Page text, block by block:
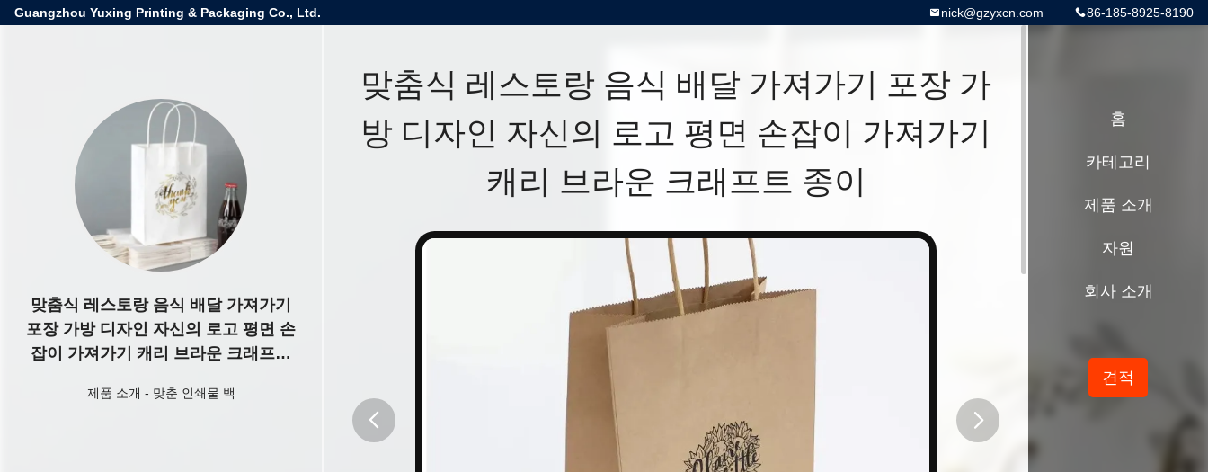
Guangzhou Yuxing Printing & Packaging Co., Ltd. 86-185-8925-8190
nick@gzyxcn.com
맞춤식 레스토랑 음식 배달 가져가기
포장 가방 디자인 자신의 로고 평면 손
잡이 가져가기 캐리 브라운 크래프트
제품 소개 - 맞춘 인쇄물 백
맞춤식 레스토랑 음식 배달 가져가기 포장 가
방 디자인 자신의 로고 평면 손잡이 가져가기
캐리 브라운 크래프트 종이
홈
카테고리
제품 소개
자원
회사 소개
견적